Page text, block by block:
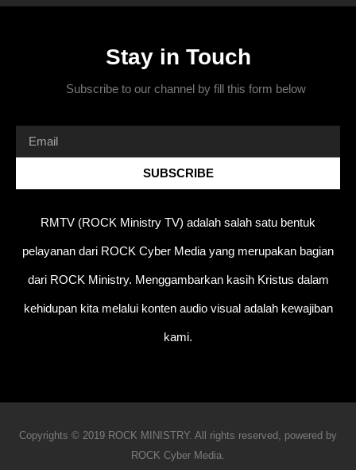
Stay in Touch
Subscribe to our channel by fill this form below
SUBSCRIBE
RMTV (ROCK Ministry TV) adalah salah satu bentuk
pelayanan dari ROCK Cyber Media yang merupakan bagian
dari ROCK Ministry. Menggambarkan kasih Kristus dalam
kehidupan kita melalui konten audio visual adalah kewajiban
kami.
Copyrights © 2019 ROCK MINISTRY. All rights reserved, powered by
ROCK Cyber Media.